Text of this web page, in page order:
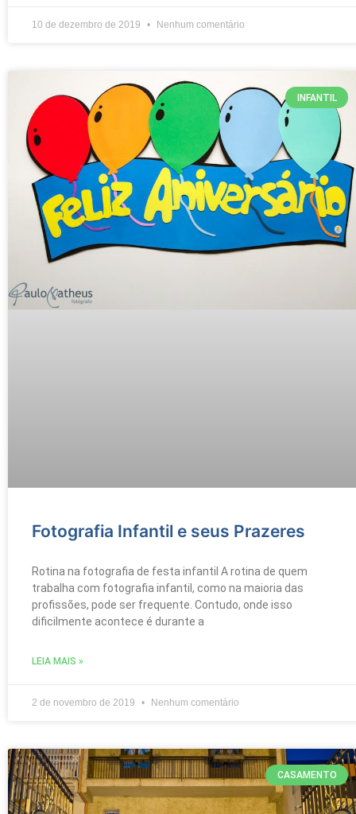
10 de dezembro de 2019 Nenhum comentário
INFANTIL
Fotografia Infantil e seus Prazeres
Rotina na fotografia de festa infantil A rotina de quem
trabalha com fotografia infantil, como na maioria das
profissões, pode ser frequente. Contudo, onde isso
dificilmente acontece é durante a
LEIA MAIS »
2 de novembro de 2019 Nenhum comentário
CASAMENTO